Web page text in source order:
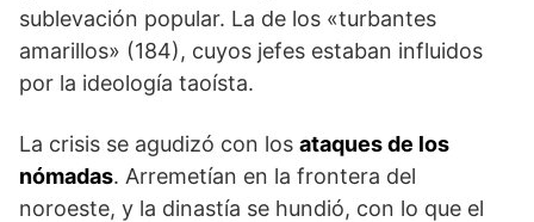
sublevación popular. La de los «turbantes
amarillos» (184), cuyos jefes estaban influidos
por la ideología taoísta.
La crisis se agudizó con los ataques de los
nómadas. Arremetían en la frontera del
noroeste, y la dinastía se hundió, con lo que el